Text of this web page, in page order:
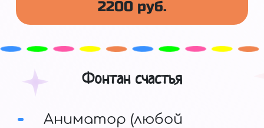
2200 руб.
Фонтан счастья
Аниматор (любой